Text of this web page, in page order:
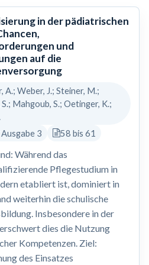
in der pädiatrischen
und
auf die
A.; Weber, J.; Steiner, M.;
S.; Mahgoub, S.; Oetinger, K.;
3
58 bis 61
Während das
Pflegestudium in
etabliert ist, dominiert in
weiterhin die schulische
Insbesondere in der
dies die Nutzung
Kompetenzen. Ziel:
des Einsatzes